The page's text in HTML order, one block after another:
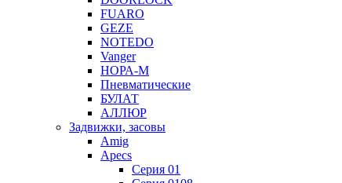
FUARO
GEZE
NOTEDO
Vanger
НОРА-М
Пневматические
БУЛАТ
АЛЛЮР
Задвижки, засовы
Amig
Apecs
Серия 01